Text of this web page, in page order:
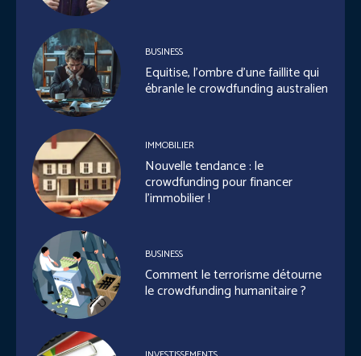
BUSINESS
Equitise, l’ombre d’une faillite qui
ébranle le crowdfunding australien
IMMOBILIER
Nouvelle tendance : le
crowdfunding pour financer
l’immobilier !
BUSINESS
Comment le terrorisme détourne
le crowdfunding humanitaire ?